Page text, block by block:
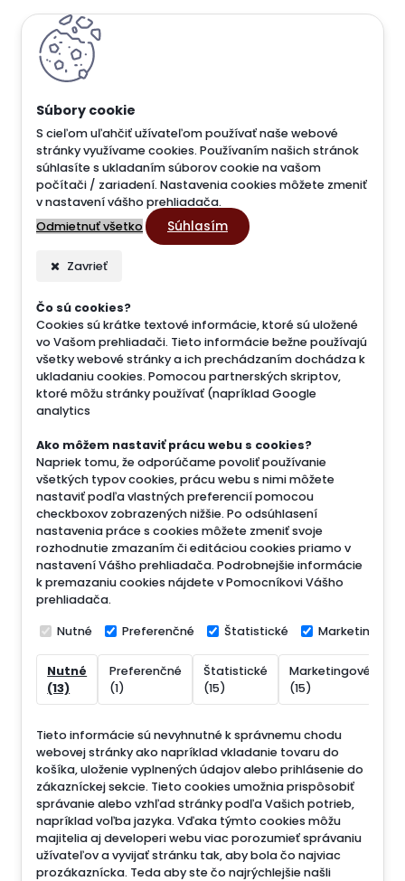
S cieľom uľahčiť užívateľom používať naše webové
stránky využívame cookies. Používaním našich stránok
súhlasíte s ukladaním súborov cookie na vašom
počítači / zariadení. Nastavenia cookies môžete zmeniť
v nastavení vášho prehliadača.
Odmietnuť všetko
Súhlasím
Zavrieť
Čo sú cookies?
Cookies sú krátke textové informácie, ktoré sú uložené
vo Vašom prehliadači. Tieto informácie bežne používajú
všetky webové stránky a ich prechádzaním dochádza k
ukladaniu cookies. Pomocou partnerských skriptov,
ktoré môžu stránky používať (napríklad Google
analytics
Ako môžem nastaviť prácu webu s cookies?
Napriek tomu, že odporúčame povoliť používanie
všetkých typov cookies, prácu webu s nimi môžete
nastaviť podľa vlastných preferencií pomocou
checkboxov zobrazených nižšie. Po odsúhlasení
nastavenia práce s cookies môžete zmeniť svoje
rozhodnutie zmazaním či editáciou cookies priamo v
nastavení Vášho prehliadača. Podrobnejšie informácie
k premazaniu cookies nájdete v Pomocníkovi Vášho
prehliadača.
Nutné Preferenčné Štatistické Marketingové
Nutné
(13)
Preferenčné
(1)
Štatistické
(15)
Marketingové
(15)
Tieto informácie sú nevyhnutné k správnemu chodu
webovej stránky ako napríklad vkladanie tovaru do
košíka, uloženie vyplnených údajov alebo prihlásenie do
zákazníckej sekcie. Tieto cookies umožnia prispôsobiť
správanie alebo vzhľad stránky podľa Vašich potrieb,
napríklad voľba jazyka. Vďaka týmto cookies môžu
majitelia aj developeri webu viac porozumieť správaniu
užívateľov a vyvijať stránku tak, aby bola čo najviac
prozákaznícka. Teda aby ste čo najrýchlejšie našli